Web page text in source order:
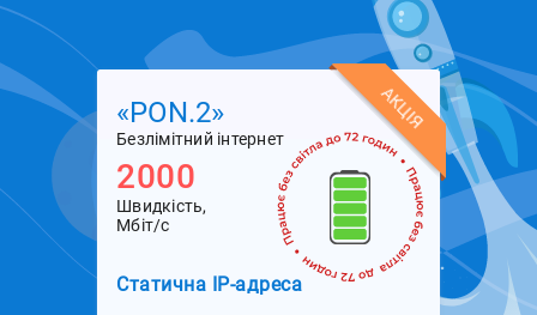
АКЦІЯ
«PON.2»
Безлімітний інтернет
2000
Швидкість,
Мбіт/с
Статична IP-адреса